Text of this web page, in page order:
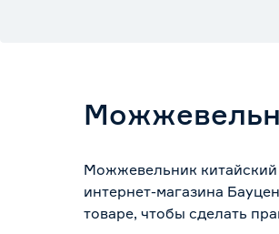
Можжевельник китайский
интернет-магазина
товаре, чтобы сделать